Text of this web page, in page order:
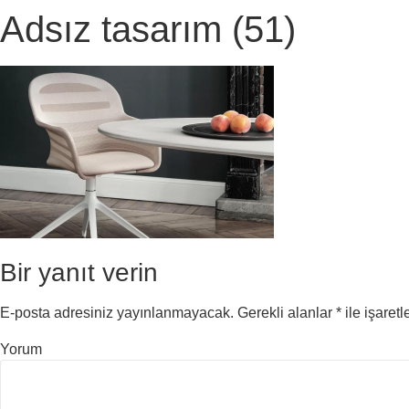
Adsız tasarım (51)
Bir yanıt verin
E-posta adresiniz yayınlanmayacak. Gerekli alanlar * ile
Yorum